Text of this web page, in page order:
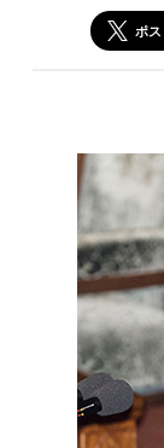
ポス